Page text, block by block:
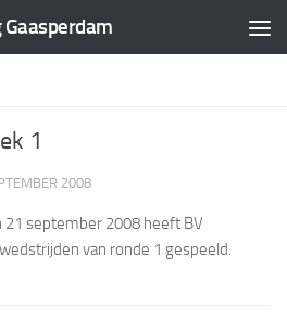
1
2008
21 september 2008 heeft BV
van ronde 1 gespeeld.